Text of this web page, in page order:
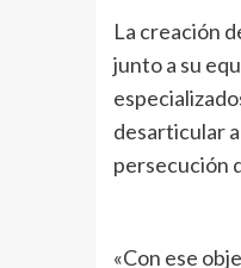
La creación
junto a su
desarticular
persecución
«Con ese